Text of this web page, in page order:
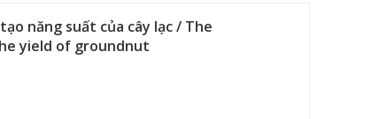
năng suất của cây lạc / The
yield of groundnut